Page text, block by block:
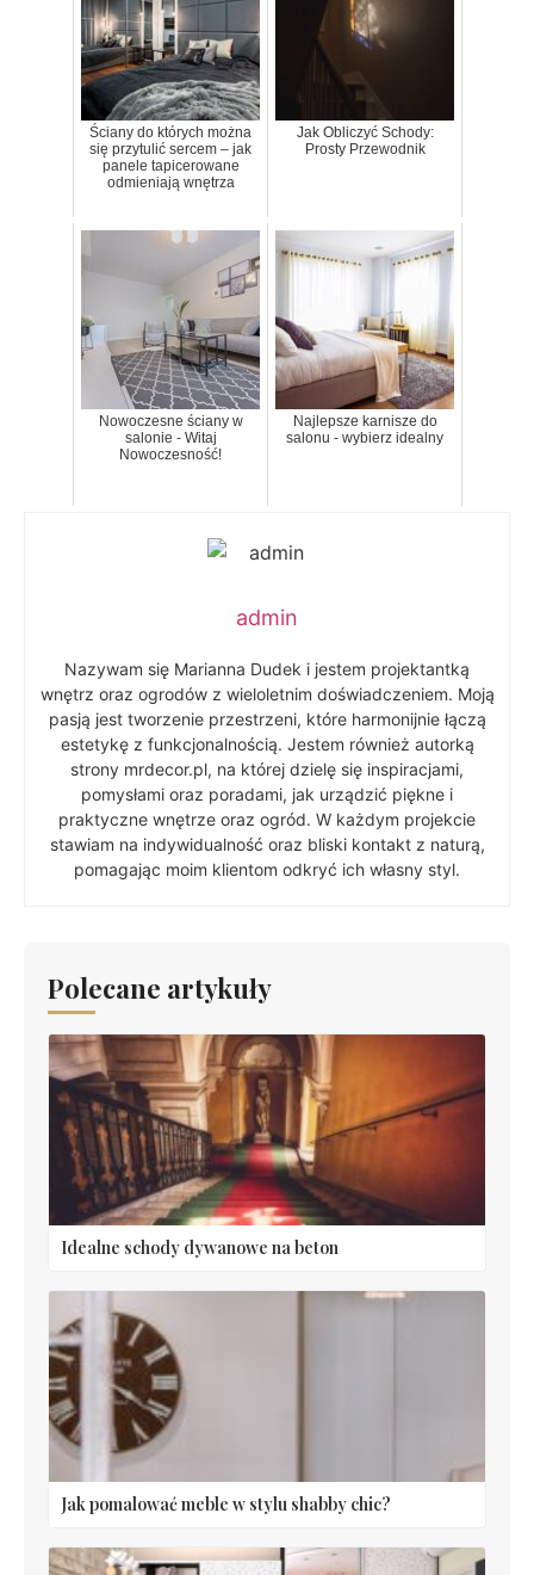
Ściany do których można
się przytulić sercem – jak
panele tapicerowane
odmieniają wnętrza
Jak Obliczyć Schody:
Prosty Przewodnik
Nowoczesne ściany w
salonie - Witaj
Nowoczesność!
Najlepsze karnisze do
salonu - wybierz idealny
admin
Nazywam się Marianna Dudek i jestem projektantką
wnętrz oraz ogrodów z wieloletnim doświadczeniem. Moją
pasją jest tworzenie przestrzeni, które harmonijnie łączą
estetykę z funkcjonalnością. Jestem również autorką
strony mrdecor.pl, na której dzielę się inspiracjami,
pomysłami oraz poradami, jak urządzić piękne i
praktyczne wnętrze oraz ogród. W każdym projekcie
stawiam na indywidualność oraz bliski kontakt z naturą,
pomagając moim klientom odkryć ich własny styl.
Polecane artykuły
Idealne schody dywanowe na beton
Jak pomalować meble w stylu shabby chic?